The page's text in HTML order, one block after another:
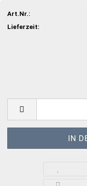
Art.Nr.:
Lieferzeit: